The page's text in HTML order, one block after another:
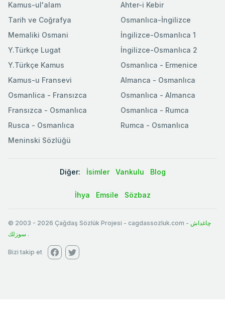
Kamus-ul'alam
Tarih ve Coğrafya
Memaliki Osmani
Y.Türkçe Lugat
Y.Türkçe Kamus
Ahter-i Kebir
Osmanlıca-İngilizce
İngilizce-Osmanlıca 1
İngilizce-Osmanlıca 2
Osmanlıca - Ermenice
Kamus-u Fransevi
Osmanlica - Fransızca
Fransızca - Osmanlıca
Rusca - Osmanlıca
Meninski Sözlüğü
Almanca - Osmanlıca
Osmanlıca - Almanca
Osmanlıca - Rumca
Rumca - Osmanlıca
Diğer: İsimler Vankulu Blog
İhya Emsile Sözbaz
© 2003 - 2026 Çağdaş Sözlük Projesi - cagdassozluk.com - چاغداش
سوزلك .
Bizi takip et